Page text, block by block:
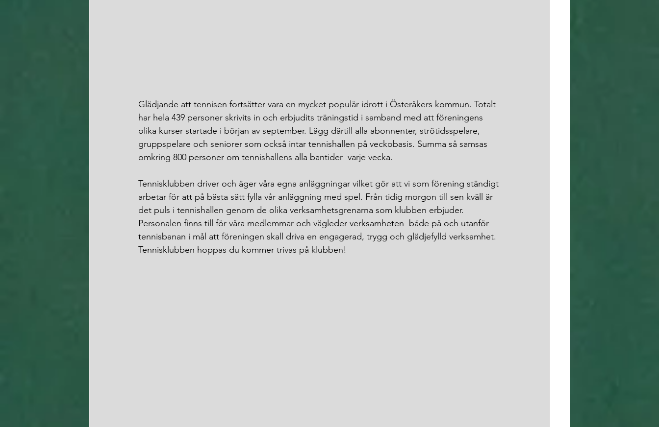
Glädjande att tennisen fortsätter vara en mycket populär idrott i Österåkers kommun. Totalt
har hela 439 personer skrivits in och erbjudits träningstid i samband med att föreningens
olika kurser startade i början av september. Lägg därtill alla abonnenter, strötidsspelare,
gruppspelare och seniorer som också intar tennishallen på veckobasis. Summa så samsas
omkring 800 personer om tennishallens alla bantider  varje vecka.
Tennisklubben driver och äger våra egna anläggningar vilket gör att vi som förening ständigt
arbetar för att på bästa sätt fylla vår anläggning med spel. Från tidig morgon till sen kväll är
det puls i tennishallen genom de olika verksamhetsgrenarna som klubben erbjuder.
Personalen finns till för våra medlemmar och vägleder verksamheten  både på och utanför
tennisbanan i mål att föreningen skall driva en engagerad, trygg och glädjefylld verksamhet.
Tennisklubben hoppas du kommer trivas på klubben!